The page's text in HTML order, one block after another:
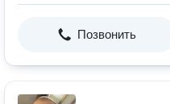
Позвонить